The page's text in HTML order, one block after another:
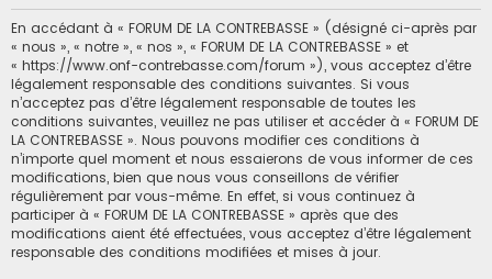
c
e
r
En accédant à « FORUM DE LA CONTREBASSE » (désigné ci-après par
« nous », « notre », « nos », « FORUM DE LA CONTREBASSE » et
« https://www.onf-contrebasse.com/forum »), vous acceptez d’être
légalement responsable des conditions suivantes. Si vous
n’acceptez pas d’être légalement responsable de toutes les
conditions suivantes, veuillez ne pas utiliser et accéder à « FORUM DE
LA CONTREBASSE ». Nous pouvons modifier ces conditions à
n’importe quel moment et nous essaierons de vous informer de ces
modifications, bien que nous vous conseillons de vérifier
régulièrement par vous-même. En effet, si vous continuez à
participer à « FORUM DE LA CONTREBASSE » après que des
modifications aient été effectuées, vous acceptez d’être légalement
responsable des conditions modifiées et mises à jour.